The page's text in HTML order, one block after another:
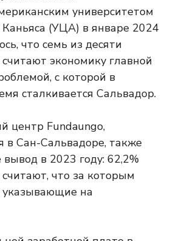
университетом
(УЦА) в январе 2024
что семь из десяти
экономику главной
с которой в
сталкивается Сальвадор.
центр Fundaungo,
в Сан-Сальвадоре, также
в 2023 году: 62,2%
что за которым
указывающие на